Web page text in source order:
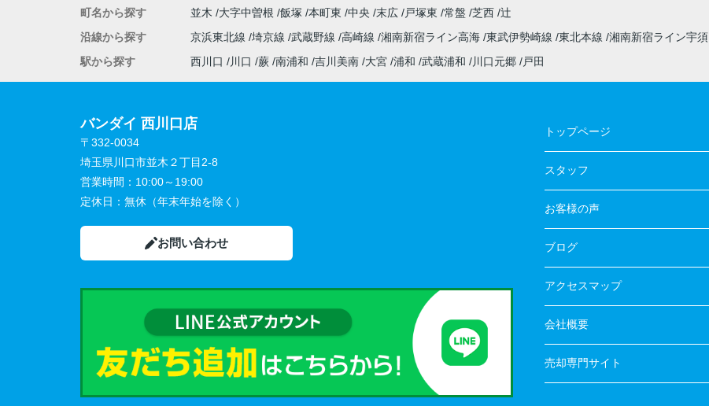
町名から探す
並木 大字中曽根 飯塚 本町東 中央 末広 戸塚東 常盤 芝西 辻
沿線から探す
京浜東北線 埼京線 武蔵野線 高崎線 湘南新宿ライン高海 東武伊勢崎線 東北本線 湘南新宿ライン宇須
駅から探す
西川口 川口 蕨 南浦和 吉川美南 大宮 浦和 武蔵浦和 川口元郷 戸田
バンダイ 西川口店
〒332-0034
埼玉県川口市並木２丁目2-8
営業時間： 10:00～19:00
定休日： 無休（年末年始を除く）
お問い合わせ
トップページ
スタッフ
お客様の声
ブログ
アクセスマップ
会社概要
売却専門サイト